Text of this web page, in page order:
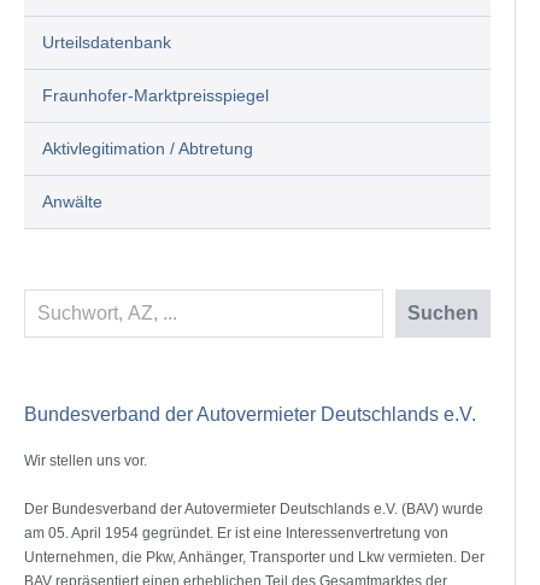
Urteilsdatenbank
Fraunhofer-Marktpreisspiegel
Aktivlegitimation / Abtretung
Anwälte
Suchen Suchen
Bundesverband der Autovermieter Deutschlands e.V.
Wir stellen uns vor.
Der Bundesverband der Autovermieter Deutschlands e.V. (BAV) wurde
am 05. April 1954 gegründet. Er ist eine Interessenvertretung von
Unternehmen, die Pkw, Anhänger, Transporter und Lkw vermieten. Der
BAV repräsentiert einen erheblichen Teil des Gesamtmarktes der